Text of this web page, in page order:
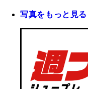
写真をもっと見る